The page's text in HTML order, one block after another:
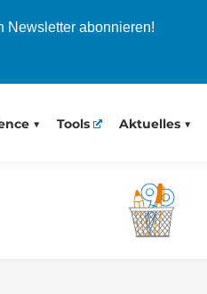
Newsletter abonnieren!
Tools Aktuelles